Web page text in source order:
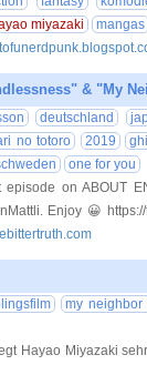
miyazaki mangas
& "My
deutschland
no totoro 2019
one for you
episode on ABOUT
Enjoy 😀
my neighbor
Hayao Miyazaki